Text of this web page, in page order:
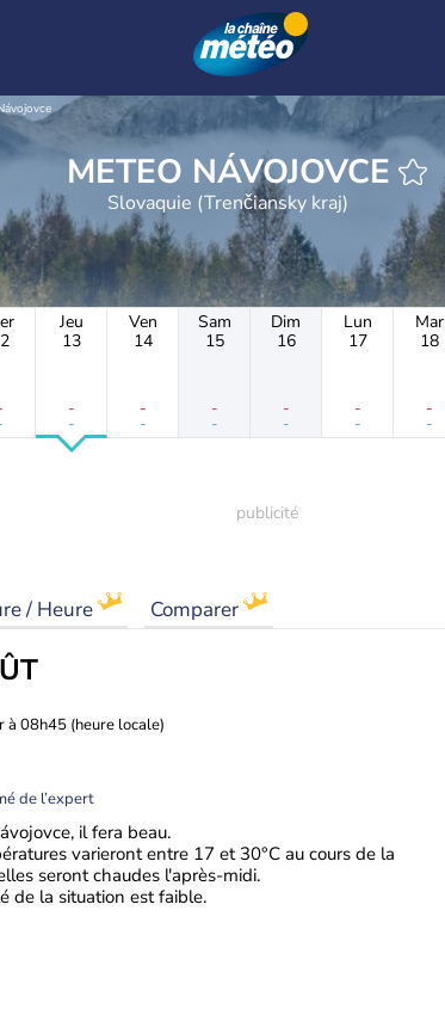
METEO NÁVOJOVCE
Slovaquie (Trenčiansky kraj)
Jeu
13
-
-
Ven
14
-
-
Sam
15
-
-
Dim
16
-
-
Lun
17
-
-
Mar
18
-
-
/ Heure Comparer
à 08h45 (heure locale)
de l’expert
il fera beau.
varieront entre 17 et 30°C au cours de la
seront chaudes l'après-midi.
de la situation est faible.